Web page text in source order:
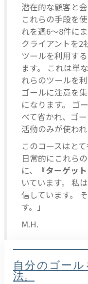
潜在的な顧客と
これらの手段を
れを週6～8件に
クライアントを2
ツールを利用す
ます。 これは単
れらのツールを
ゴールに注意を
になります。 ゴ
べて省かれ、ゴ
活動のみが使われ
このコースはと
日常的にこれら
に、
『ターゲッ
いています。 私
信しています。
す。」
M.H.
自分のゴー
法。